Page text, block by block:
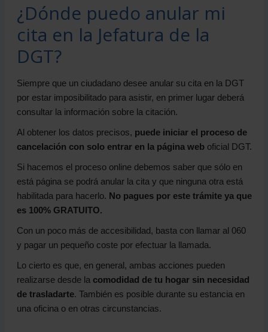
¿Dónde puedo anular mi
cita en la Jefatura de la
DGT?
Siempre que un ciudadano desee anular su cita en la DGT
por estar imposibilitado para asistir, en primer lugar deberá
consultar la información sobre la citación.
Al obtener los datos precisos, puede iniciar el proceso de
cancelación con solo entrar en la página weboficial DGT.
Si hacemos el proceso online debemos saber que sólo en
está página se podrá anular la cita y que ninguna otra está
habilitada para hacerlo. No pagues por este trámite ya que
es 100% GRATUITO.
Con un poco más de accesibilidad, basta con llamar al 060
y pagar un pequeño coste por efectuar la llamada.
Lo cierto es que, en general, ambas acciones pueden
realizarse desde la comodidad de tu hogar sin necesidad
de trasladarte. También es posible durante su estancia en
una oficina o en otras circunstancias.